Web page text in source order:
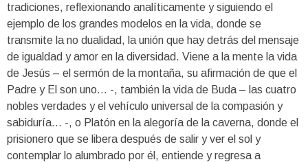
tradiciones, reflexionando analíticamente y siguiendo el
ejemplo de los grandes modelos en la vida, donde se
transmite la no dualidad, la unión que hay detrás del mensaje
de igualdad y amor en la diversidad. Viene a la mente la vida
de Jesús – el sermón de la montaña, su afirmación de que el
Padre y El son uno… -, también la vida de Buda – las cuatro
nobles verdades y el vehículo universal de la compasión y
sabiduría… -, o Platón en la alegoría de la caverna, donde el
prisionero que se libera después de salir y ver el sol y
contemplar lo alumbrado por él, entiende y regresa a